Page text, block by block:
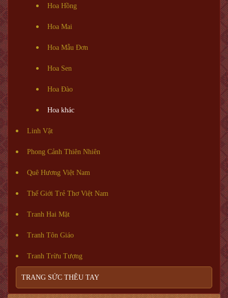
Hoa Hồng
Hoa Mai
Hoa Mẫu Đơn
Hoa Sen
Hoa Đào
Hoa khác
Linh Vật
Phong Cảnh Thiên Nhiên
Quê Hương Việt Nam
Thế Giới Trẻ Thơ Việt Nam
Tranh Hai Mặt
Tranh Tôn Giáo
Tranh Trừu Tượng
TRANG SỨC THÊU TAY